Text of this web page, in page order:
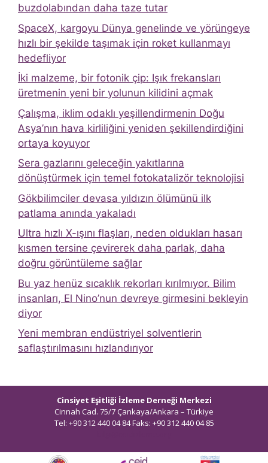
buzdolabından daha taze tutar
SpaceX, kargoyu Dünya genelinde ve yörüngeye
hızlı bir şekilde taşımak için roket kullanmayı
hedefliyor
İki malzeme, bir fotonik çip: Işık frekansları
üretmenin yeni bir yolunun kilidini açmak
Çalışma, iklim odaklı yeşillendirmenin Doğu
Asya’nın hava kirliliğini yeniden şekillendirdiğini
ortaya koyuyor
Sera gazlarını geleceğin yakıtlarına
dönüştürmek için temel fotokatalizör teknolojisi
Gökbilimciler devasa yıldızın ölümünü ilk
patlama anında yakaladı
Ultra hızlı X-ışını flaşları, neden oldukları hasarı
kısmen tersine çevirerek daha parlak, daha
doğru görüntüleme sağlar
Bu yaz henüz sıcaklık rekorları kırılmıyor. Bilim
insanları, El Nino’nun devreye girmesini bekleyin
diyor
Yeni membran endüstriyel solventlerin
saflaştırılmasını hızlandırıyor
Cinsiyet Eşitliği İzleme Derneği Merkezi
Cinnah Cad. 75/7 Çankaya/Ankara – Türkiye
Tel: +90 312 440 04 84 Faks: +90 312 440 04 85